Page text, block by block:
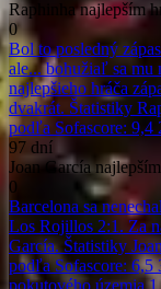
Raphinha najlepším
0
Bol to posledný
ale... bohužiaľ sa mu
najlepšieho hráča
dvakrát. Štatistiky
podľa Sofascore:
97 dní
Joan García
0
Barcelona sa
Los Rojillos 2:1. Za
García. Štatistiky
podľa Sofascore:
pokutového územia